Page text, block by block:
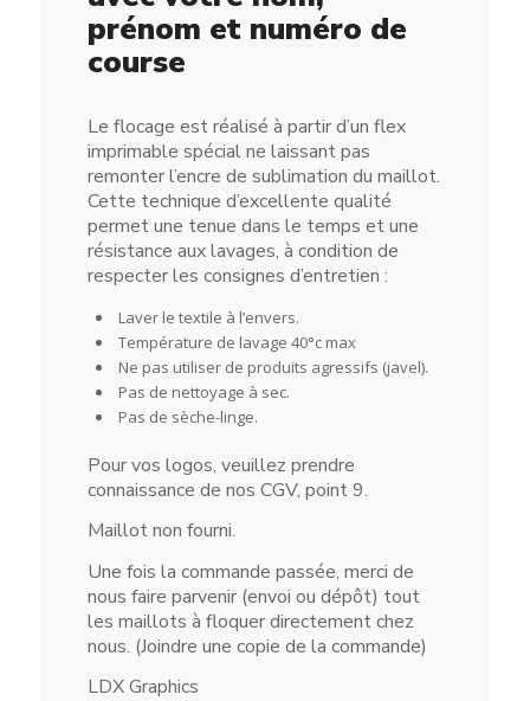
prénom et numéro de
course
Le flocage est réalisé à partir d’un flex
imprimable spécial ne laissant pas
remonter l’encre de sublimation du maillot.
Cette technique d’excellente qualité
permet une tenue dans le temps et une
résistance aux lavages, à condition de
respecter les consignes d’entretien :
Laver le textile à l’envers.
Température de lavage 40°c max
Ne pas utiliser de produits agressifs (javel).
Pas de nettoyage à sec.
Pas de sèche-linge.
Pour vos logos, veuillez prendre
connaissance de nos CGV, point 9.
Maillot non fourni.
Une fois la commande passée, merci de
nous faire parvenir (envoi ou dépôt) tout
les maillots à floquer directement chez
nous. (Joindre une copie de la commande)
LDX Graphics